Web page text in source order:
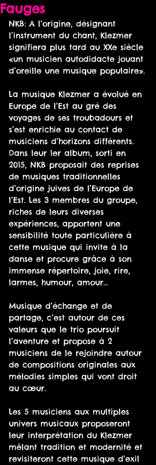
Fauges
NKB: A l’origine, désignant
l’instrument du chant, Klezmer
signifiera plus tard au XXe siècle
«un musicien autodidacte jouant
d’oreille une musique populaire».
La musique Klezmer a évolué en
Europe de l’Est au gré des
voyages de ses troubadours et
s’est enrichie au contact de
musiciens d’horizons différents.
Dans leur 1er album, sorti en
2015, NKB proposait des reprises
de musiques traditionnelles
d’origine juives de l’Europe de
l’Est. Les 3 membres du groupe,
riches de leurs diverses
expériences, apportent une
sensibilité toute particulière à
cette musique qui invite à la
danse et procure grâce à son
immense répertoire, joie, rire,
larmes, humour, amour…
Musique d’échange et de
partage, c’est autour de ces
valeurs que le trio poursuit
l’aventure et propose à 2
musiciens de le rejoindre autour
de compositions originales aux
mélodies simples qui vont droit
au cœur.
Les 5 musiciens aux multiples
univers musicaux proposeront
leur interprétation du Klezmer
mêlant tradition et modernité et
revisiteront cette musique d’exil